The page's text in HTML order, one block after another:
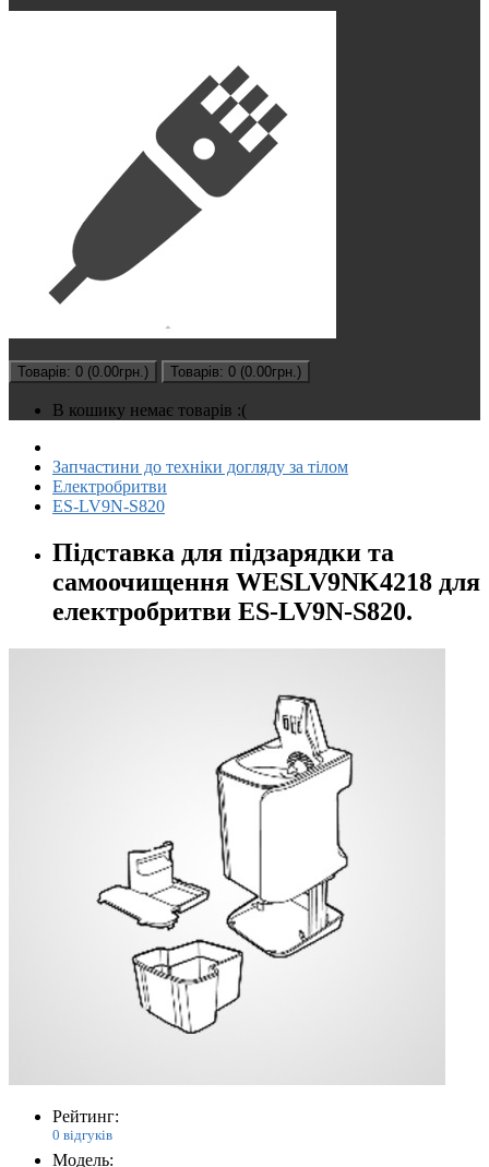
Товарів: 0 (0.00грн.) Товарів: 0 (0.00грн.)
В кошику немає товарів :(
Запчастини до техніки догляду за тілом
Електробритви
ES-LV9N-S820
Підставка для підзарядки та
самоочищення WESLV9NK4218 для
електробритви ES-LV9N-S820.
Рейтинг:
0 відгуків
Модель: